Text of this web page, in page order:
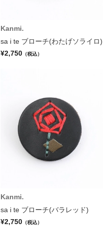
Kanmi.
sa i te ブローチ(わたげソライロ)
¥2,750 （税込）
Kanmi.
sa i te ブローチ(バラレッド)
¥2,750 （税込）